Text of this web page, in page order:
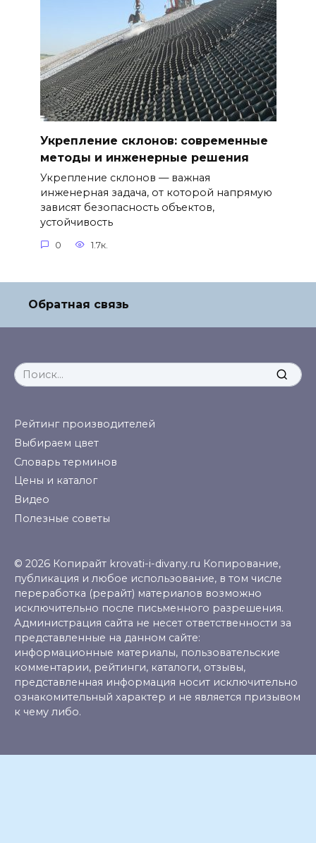
Укрепление склонов: современные
методы и инженерные решения
Укрепление склонов — важная
инженерная задача, от которой напрямую
зависят безопасность объектов,
устойчивость
0 1.7к.
Обратная связь
Search
for:
Рейтинг производителей
Выбираем цвет
Словарь терминов
Цены и каталог
Видео
Полезные советы
© 2026 Копирайт krovati-i-divany.ru Копирование,
публикация и любое использование, в том числе
переработка (рерайт) материалов возможно
исключительно после письменного разрешения.
Администрация сайта не несет ответственности за
представленные на данном сайте:
информационные материалы, пользовательские
комментарии, рейтинги, каталоги, отзывы,
представленная информация носит исключительно
ознакомительный характер и не является призывом
к чему либо.